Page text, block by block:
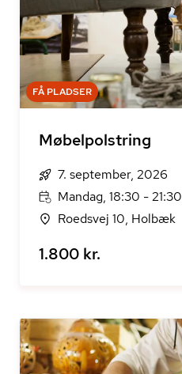
FÅ PLADSER
Møbelpolstring
7. september, 2026
Mandag, 18:30 - 21:30
Roedsvej 10, Holbæk
1.800 kr.